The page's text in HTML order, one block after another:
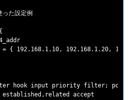
た設定例
{ 192.168.1.10, 192.168.1.20,
hook input priority filter;
accept